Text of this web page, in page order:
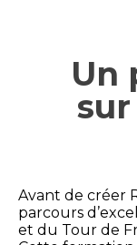
Un
sur
Avant de créer
parcours
et du Tour de